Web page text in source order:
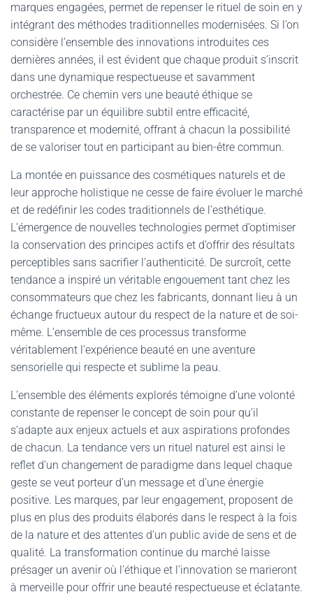
marques engagées, permet de repenser le rituel de soin en y
intégrant des méthodes traditionnelles modernisées. Si l’on
considère l’ensemble des innovations introduites ces
dernières années, il est évident que chaque produit s’inscrit
dans une dynamique respectueuse et savamment
orchestrée. Ce chemin vers une beauté éthique se
caractérise par un équilibre subtil entre efficacité,
transparence et modernité, offrant à chacun la possibilité
de se valoriser tout en participant au bien-être commun.
La montée en puissance des cosmétiques naturels et de
leur approche holistique ne cesse de faire évoluer le marché
et de redéfinir les codes traditionnels de l’esthétique.
L’émergence de nouvelles technologies permet d’optimiser
la conservation des principes actifs et d’offrir des résultats
perceptibles sans sacrifier l’authenticité. De surcroît, cette
tendance a inspiré un véritable engouement tant chez les
consommateurs que chez les fabricants, donnant lieu à un
échange fructueux autour du respect de la nature et de soi-
même. L’ensemble de ces processus transforme
véritablement l’expérience beauté en une aventure
sensorielle qui respecte et sublime la peau.
L’ensemble des éléments explorés témoigne d’une volonté
constante de repenser le concept de soin pour qu’il
s’adapte aux enjeux actuels et aux aspirations profondes
de chacun. La tendance vers un rituel naturel est ainsi le
reflet d’un changement de paradigme dans lequel chaque
geste se veut porteur d’un message et d’une énergie
positive. Les marques, par leur engagement, proposent de
plus en plus des produits élaborés dans le respect à la fois
de la nature et des attentes d’un public avide de sens et de
qualité. La transformation continue du marché laisse
présager un avenir où l’éthique et l’innovation se marieront
à merveille pour offrir une beauté respectueuse et éclatante.